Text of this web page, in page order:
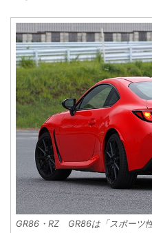
GR86・RZ GR86は「スポーツ